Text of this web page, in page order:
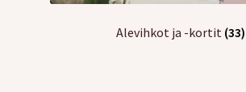
Alevihkot ja -kortit (33)